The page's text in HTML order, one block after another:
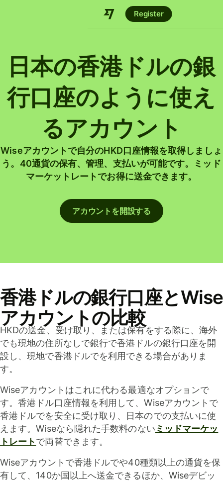
Register
日本の香港ドルの銀
行口座のように使え
るアカウント
Wiseアカウントで自分のHKD口座情報を取得しましょ
う。40通貨の保有、管理、支払いが可能です。ミッド
マーケットレートでお得に送金できます。
アカウントを開設する
香港ドルの銀行口座とWise
アカウントの比較
HKDの送金、受け取り、または保有をする際に、海外
でも現地の住所なしで銀行で香港ドルの銀行口座を開
設し、現地で香港ドルでを利用できる場合がありま
す。
Wiseアカウントはこれに代わる最適なオプションで
す。香港ドル口座情報を利用して、Wiseアカウントで
香港ドルでを安全に受け取り、日本のでの支払いに使
えます。Wiseなら隠れた手数料のない ミッドマーケッ
トレートで両替できます。
Wiseアカウントで香港ドルでや40種類以上の通貨を保
有して、140か国以上へ送金できるほか、Wiseデビッ